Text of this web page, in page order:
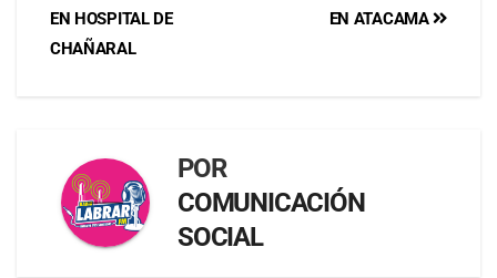
EN ATACAMA
EN HOSPITAL DE
CHAÑARAL
POR
COMUNICACIÓN
SOCIAL